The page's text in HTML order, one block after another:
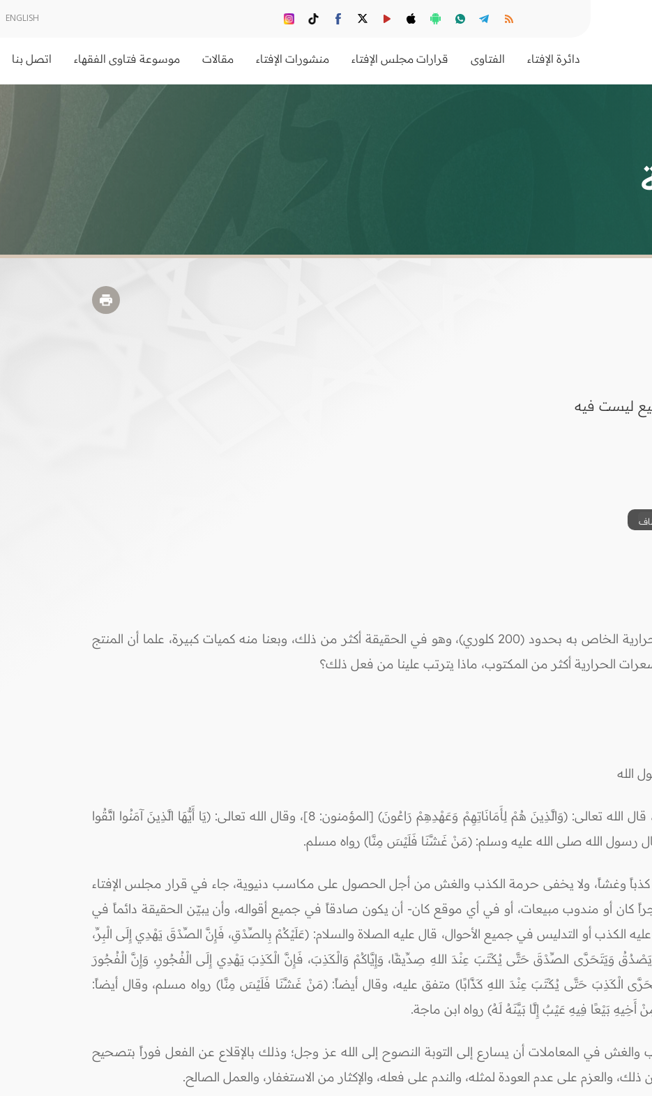
ENGLISH
دائرة الإفتاء الفتاوى قرارات مجلس الإفتاء منشورات الإفتاء مقالات موسوعة فتاوى الفقهاء اتصل بنا
ليست فيه
نبيع منتجاً، وكنا نكتب مقدار السعرات الحرارية الخاص به بحدود (200 كلوري)، وهو في الحقيقة أكثر من ذلك، وبعنا منه كميات كبيرة، علما أن المنتج
الحرارية أكثر من المكتوب، ماذا يترتب علينا من فعل ذلك؟
الله
حرَّم الإسلام الكذب والغش في المعاملات، قال الله تعالى: (وَالَّذِينَ هُمْ لِأَمَانَاتِهِمْ وَعَهْدِهِمْ رَاعُونَ) [المؤمنون: 8]، وقال الله تعالى: (يَا أَيُّهَا الَّذِينَ آمَنُوا اتَّقُوا
وغشاً، ولا يخفى حرمة الكذب والغش من أجل الحصول على مكاسب دنيوية، جاء في قرار مجلس الإفتاء
المسلم -تاجراً كان أو مندوب مبيعات، أو في أي موقع كان- أن يكون صادقاً في جميع أقواله، وأن يبيّن الحقيقة دائماً في
الكذب أو التدليس في جميع الأحوال، قال عليه الصلاة والسلام: (عَلَيْكُمْ بِالصِّدْقِ، فَإِنَّ الصِّدْقَ يَهْدِي إِلَى الْبِرِّ،
يَصْدُقُ وَيَتَحَرَّى الصِّدْقَ حَتَّى يُكْتَبَ عِنْدَ اللهِ صِدِّيقًا، وَإِيَّاكُمْ وَالْكَذِبَ، فَإِنَّ الْكَذِبَ يَهْدِي إِلَى الْفُجُورِ، وَإِنَّ الْفُجُورَ
الْكَذِبَ حَتَّى يُكْتَبَ عِنْدَ اللهِ كَذَّابًا) متفق عليه، وقال أيضاً: (مَنْ غَشَّنَا فَلَيْسَ مِنَّا) رواه مسلم، وقال أيضاً:
بَيْعًا فِيهِ عَيْبٌ إِلَّا بَيَّنَهُ لَهُ) رواه ابن ماجة.
في المعاملات أن يسارع إلى التوبة النصوح إلى الله عز وجل؛ وذلك بالإقلاع عن الفعل فوراً بتصحيح
ذلك، والعزم على عدم العودة لمثله، والندم على فعله، والإكثار من الاستغفار، والعمل الصالح.